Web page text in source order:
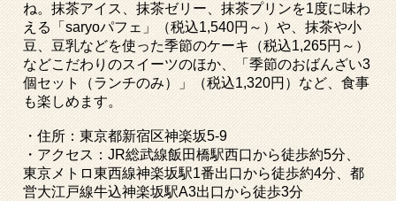
ね。抹茶アイス、抹茶ゼリー、抹茶プリンを1度に味わ
える「saryoパフェ」（税込1,540円～）や、抹茶や小
豆、豆乳などを使った季節のケーキ（税込1,265円～）
などこだわりのスイーツのほか、「季節のおばんざい3
個セット（ランチのみ）」（税込1,320円）など、食事
も楽しめます。
・住所：東京都新宿区神楽坂5-9
・アクセス：JR総武線飯田橋駅西口から徒歩約5分、
東京メトロ東西線神楽坂駅1番出口から徒歩約4分、都
営大江戸線牛込神楽坂駅A3出口から徒歩3分